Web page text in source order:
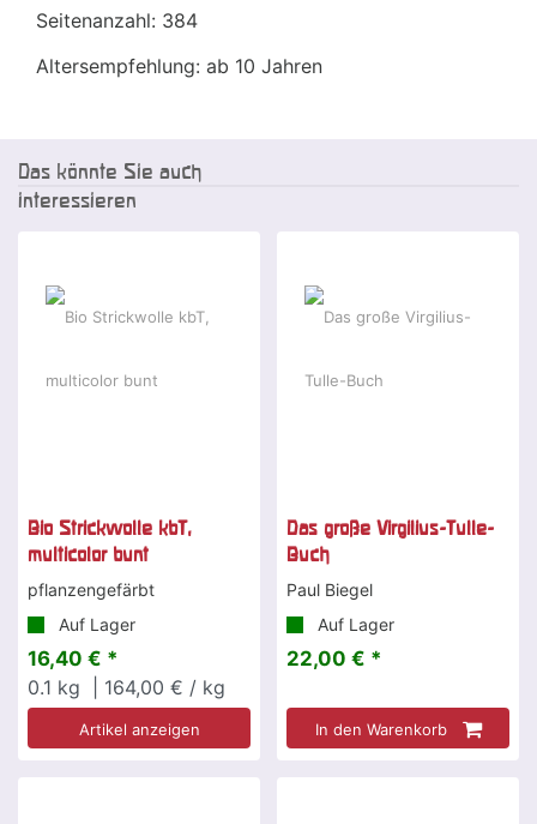
Seitenanzahl: 384
Altersempfehlung: ab 10 Jahren
Das könnte Sie auch
interessieren
Bio Strickwolle kbT,
multicolor bunt
pflanzengefärbt
Auf Lager
16,40 € *
0.1 kg | 164,00 € / kg
Artikel anzeigen
Das große Virgilius-Tulle-
Buch
Paul Biegel
Auf Lager
22,00 € *
In den Warenkorb